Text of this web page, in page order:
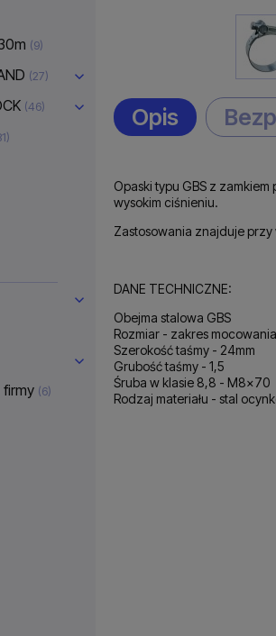
(9)
(27)
(46)
(6)
Opis
Opaski typu GBS z
wysokim ciśnieniu.
Zastosowania znajduje
DANE TECHNICZNE:
Obejma stalowa GBS
Rozmiar - zakres
Szerokość taśmy - 24mm
Grubość taśmy - 1,5
Śruba w klasie 8,8 - M8x70
Rodzaj materiału - stal